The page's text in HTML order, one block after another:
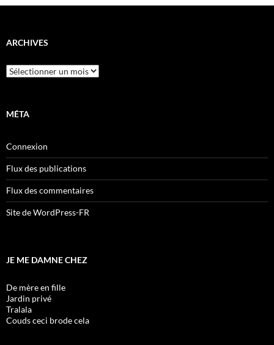
ARCHIVES
Archives
MÉTA
Connexion
Flux des publications
Flux des commentaires
Site de WordPress-FR
JE ME DAMNE CHEZ
De mère en fille
Jardin privé
Tralala
Couds ceci brode cela